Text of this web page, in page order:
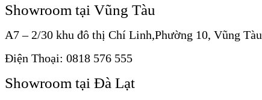
Showroom tại Vũng Tàu
A7 – 2/30 khu đô thị Chí Linh,Phường 10, Vũng Tàu
Điện Thoại: 0818 576 555
Showroom tại Đà Lạt